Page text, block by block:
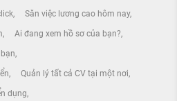
Săn việc lương cao hôm nay
Ai đang xem hồ sơ của bạn?
Quản lý tất cả CV tại một nơi
dụng